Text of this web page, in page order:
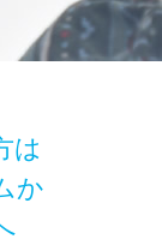
は
か